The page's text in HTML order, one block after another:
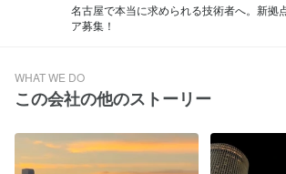
名古屋で本当に求められる技術者へ。新拠
ア募集！
WHAT WE DO
この会社の他のストーリー